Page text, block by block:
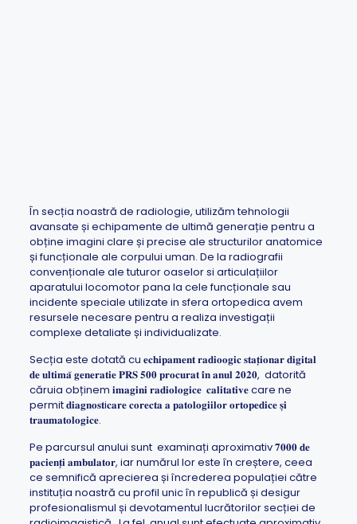
În secția noastră de radiologie, utilizăm tehnologii
avansate și echipamente de ultimă generație pentru a
obține imagini clare și precise ale structurilor anatomice
și funcționale ale corpului uman. De la radiografii
convenționale ale tuturor oaselor si articulațiilor
aparatului locomotor pana la cele funcționale sau
incidente speciale utilizate in sfera ortopedica avem
resursele necesare pentru a realiza investigații
complexe detaliate și individualizate.
Secția este dotată cu 𝐞𝐜𝐡𝐢𝐩𝐚𝐦𝐞𝐧𝐭 𝐫𝐚𝐝𝐢𝐨𝐨𝐠𝐢𝐜 𝐬𝐭𝐚𝐭̦𝐢𝐨𝐧𝐚𝐫 𝐝𝐢𝐠𝐢𝐭𝐚𝐥
𝐝𝐞 𝐮𝐥𝐭𝐢𝐦𝐚̆ 𝐠𝐞𝐧𝐞𝐫𝐚𝐭𝐢𝐞 𝐏𝐑𝐒 𝟓𝟎𝟎 𝐩𝐫𝐨𝐜𝐮𝐫𝐚𝐭 𝐢̂𝐧 𝐚𝐧𝐮𝐥 𝟐𝟎𝟐𝟎, datorită
căruia obținem 𝐢𝐦𝐚𝐠𝐢𝐧𝐢 𝐫𝐚𝐝𝐢𝐨𝐥𝐨𝐠𝐢𝐜𝐞 𝐜𝐚𝐥𝐢𝐭𝐚𝐭𝐢𝐯𝐞 care ne
permit 𝐝𝐢𝐚𝐠𝐧𝐨𝐬𝐭i𝐜𝐚𝐫𝐞 𝐜𝐨𝐫𝐞𝐜𝐭𝐚 𝐚 𝐩𝐚𝐭𝐨𝐥𝐨𝐠𝐢𝐢𝐥𝐨𝐫 𝐨𝐫𝐭𝐨𝐩𝐞𝐝𝐢𝐜𝐞 𝐬̦𝐢
𝐭𝐫𝐚𝐮𝐦𝐚𝐭𝐨𝐥𝐨𝐠𝐢𝐜𝐞.
Pe parcursul anului sunt examinați aproximativ 𝟕𝟎𝟎𝟎 𝐝𝐞
𝐩𝐚𝐜𝐢𝐞𝐧𝐭̦𝐢 𝐚𝐦𝐛𝐮𝐥𝐚𝐭𝐨𝐫, iar numărul lor este în creștere, ceea
ce semnifică aprecierea și încrederea populației către
instituția noastră cu profil unic în republică și desigur
profesionalismul și devotamentul lucrătorilor secției de